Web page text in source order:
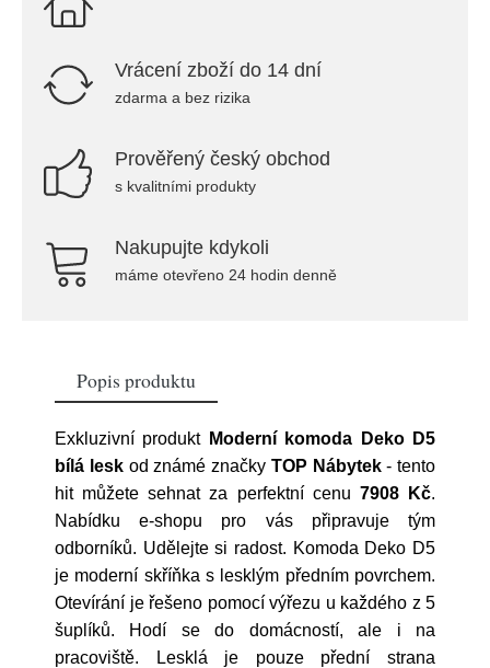
Vrácení zboží do 14 dní
zdarma a bez rizika
Prověřený český obchod
s kvalitními produkty
Nakupujte kdykoli
máme otevřeno 24 hodin denně
Popis produktu
Exkluzivní produkt Moderní komoda Deko D5
bílá leskod známé značky TOP Nábytek- tento
hit můžete sehnat za perfektní cenu 7908 Kč.
Nabídku e-shopu pro vás připravuje tým
odborníků. Udělejte si radost. Komoda Deko D5
je moderní skříňka s lesklým předním povrchem.
Otevírání je řešeno pomocí výřezu u každého z 5
šuplíků. Hodí se do domácností, ale i na
pracoviště. Lesklá je pouze přední strana